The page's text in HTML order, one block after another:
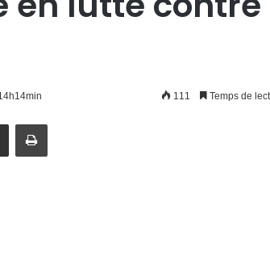
111 Temps de
Partager par email Imprimer